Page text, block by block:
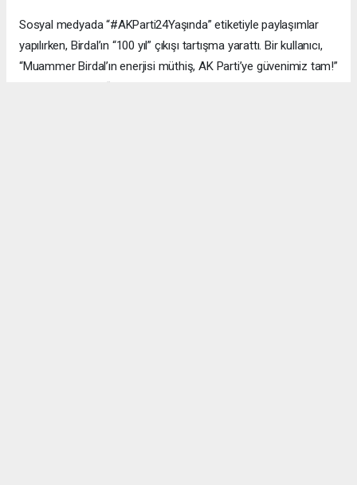
Sosyal medyada “#AKParti24Yaşında” etiketiyle paylaşımlar
yapılırken, Birdal’ın “100 yıl” çıkışı tartışma yarattı. Bir kullanıcı,
“Muammer Birdal’ın enerjisi müthiş, AK Parti’ye güvenimiz tam!”
derken, bir diğeri, “100 yıl iddialı, ama millet desteklerse neden